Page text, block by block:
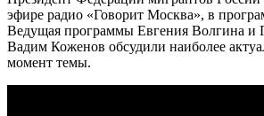
эфире радио «Говорит Москва», в
Ведущая программы Евгения Волгина
Вадим Коженов обсудили наиболее
момент темы.